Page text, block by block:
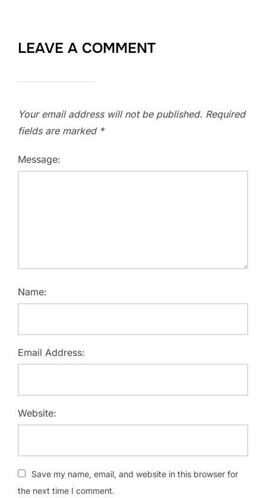
LEAVE A COMMENT
Your email address will not be published. Required
fields are marked *
Message:
Name:
Email Address:
Website:
Save my name, email, and website in this browser for
the next time I comment.